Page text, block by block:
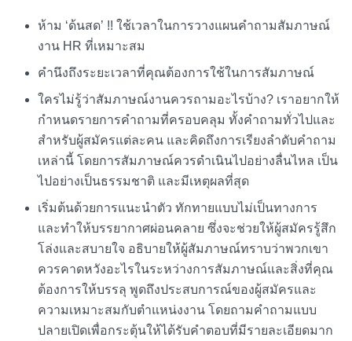
ห้าม ‘ด้นสด’ !! ใช้เวลาในการวางแผนคําถามสัมภาษณ์
งาน HR ที่เหมาะสม
คำนึงถึงระยะเวลาที่คุณต้องการใช้ในการสัมภาษณ์
ใครไม่รู้ว่าสัมภาษณ์งานควรถามอะไรบ้าง? เราอยากให้
กำหนดรายการคำถามที่ครอบคลุม ทั้งคำถามทั่วไปและ
สำหรับผู้สมัครแต่ละคน และคิดถึงการเรียงลำดับคำถาม
เหล่านี้ โดยการสัมภาษณ์ควรดำเนินไปอย่างลื่นไหล เป็น
ไปอย่างเป็นธรรมชาติ และมีเหตุผลที่สุด
เริ่มต้นด้วยการแนะนำตัว ทักทายแบบไม่เป็นทางการ
และทำให้บรรยากาศผ่อนคลาย ซึ่งจะช่วยให้ผู้สมัครรู้สึก
โล่งและสบายใจ อธิบายให้ผู้สัมภาษณ์ทราบว่าพวกเขา
ควรคาดหวังอะไรในระหว่างการสัมภาษณ์และสิ่งที่คุณ
ต้องการให้บรรลุ พูดถึงประสบการณ์ของผู้สมัครและ
ความเหมาะสมกับตำแหน่งงาน โดยถามคำถามแบบ
ปลายเปิดเพื่อกระตุ้นให้ได้รับคำตอบที่มีรายละเอียดมาก